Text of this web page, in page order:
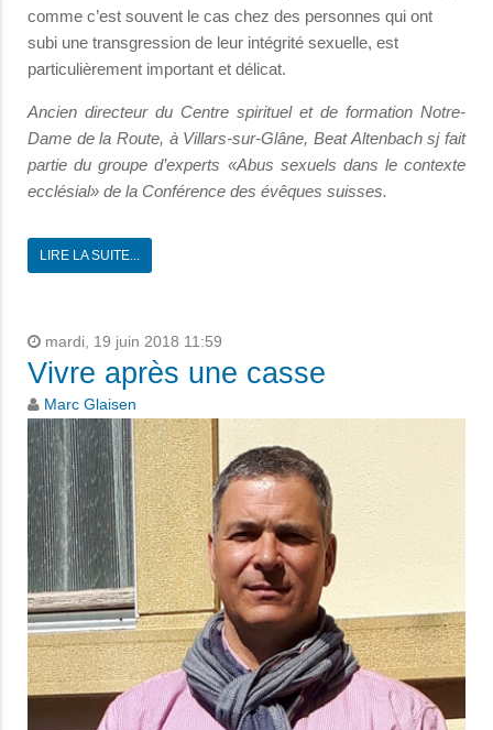
comme c’est souvent le cas chez des personnes qui ont
subi une transgression de leur intégrité sexuelle, est
particulièrement important et délicat.
Ancien directeur du Centre spirituel et de formation Notre-
Dame de la Route, à Villars-sur-Glâne, Beat Altenbach sj fait
partie du groupe d’experts «Abus sexuels dans le contexte
ecclésial» de la Conférence des évêques suisses.
LIRE LA SUITE...
mardi, 19 juin 2018 11:59
Vivre après une casse
Marc Glaisen